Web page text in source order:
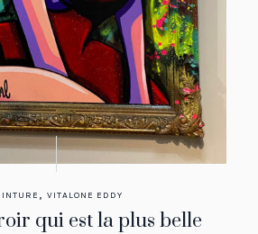
, VITALONE EDDY
qui est la plus belle